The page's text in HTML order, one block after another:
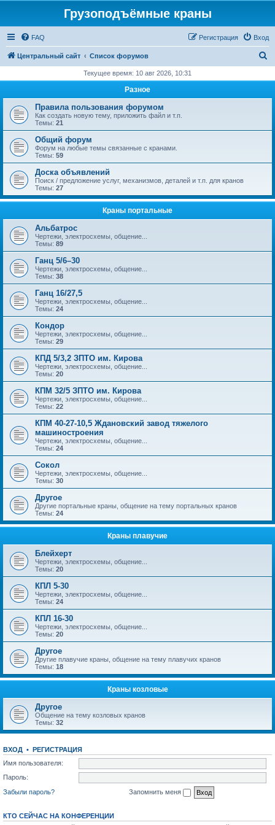
Грузоподъёмные краны
FAQ Вход
Регистрация
Центральный сайт Список форумов
с
Текущее время: 10 авг 2026, 10:31
Разное
Правила пользования форумом
Как создать новую тему, приложить файл и т.п.
Темы: 21
Общий форум
Форум на любые темы связанные с кранами.
Темы: 59
Доска объявлений
Поиск / предложение услуг, механизмов, деталей и т.п. для кранов
Темы: 27
Краны портальные
Альбатрос
Чертежи, электросхемы, общение...
Темы: 89
Ганц 5/6–30
Чертежи, электросхемы, общение...
Темы: 38
Ганц 16/27,5
Чертежи, электросхемы, общение...
Темы: 24
Кондор
Чертежи, электросхемы, общение...
Темы: 29
КПД 5/3,2 ЗПТО им. Кирова
Чертежи, электросхемы, общение...
Темы: 20
КПМ 32/5 ЗПТО им. Кирова
Чертежи, электросхемы, общение...
Темы: 22
КПМ 40-27-10,5 Ждановский завод тяжелого
машиностроения
Чертежи, электросхемы, общение...
Темы: 24
Сокол
Чертежи, электросхемы, общение...
Темы: 30
Другое
Другие портальные краны, общение на тему портальных кранов
Темы: 24
Краны плавучие
Блейхерт
Чертежи, электросхемы, общение...
Темы: 20
КПЛ 5-30
Чертежи, электросхемы, общение...
Темы: 24
КПЛ 16-30
Чертежи, электросхемы, общение...
Темы: 20
Другое
Другие плавучие краны, общение на тему плавучих кранов
Темы: 18
Краны козловые
Другое
Общение на тему козловых кранов
Темы: 32
ВХОД • РЕГИСТРАЦИЯ
Имя пользователя:
Пароль:
Забыли пароль?
Запомнить меня
КТО СЕЙЧАС НА КОНФЕРЕНЦИИ